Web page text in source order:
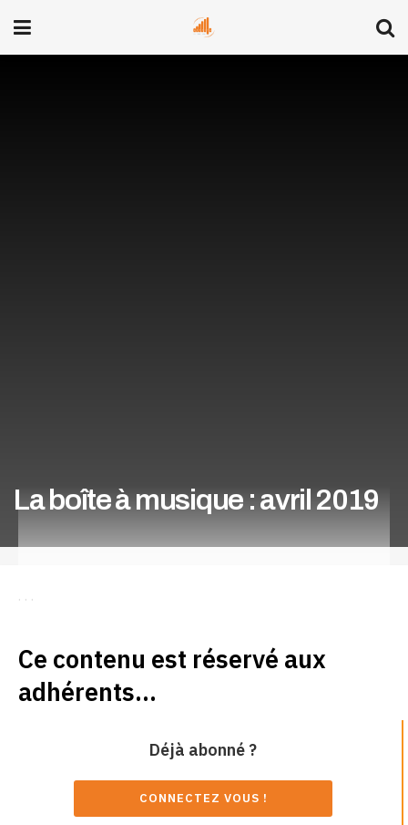
La boîte à musique : avril 2019
. . .
Ce contenu est réservé aux
adhérents...
Déjà abonné ?
CONNECTEZ VOUS !